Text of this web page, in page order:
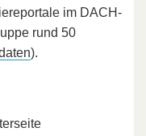
im DACH-
rund 50
).